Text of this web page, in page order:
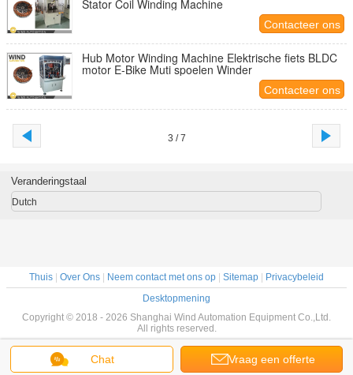
Stator Coil Winding Machine
Contacteer ons
Hub Motor Winding Machine Elektrische fiets BLDC
motor E-Bike Muti spoelen Winder
Contacteer ons
3 / 7
Chat Vraag een offerte
Veranderingstaal
Dutch
Thuis Over Ons Neem contact met ons op Sitemap
Privacybeleid
Desktopmening
Copyright © 2018 - 2026 Shanghai Wind Automation Equipment Co.,Ltd.
All rights reserved.